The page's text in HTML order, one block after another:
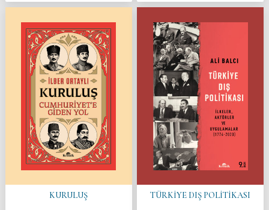
KURULUŞ TÜRKİYE DIŞ POLİTİKASI